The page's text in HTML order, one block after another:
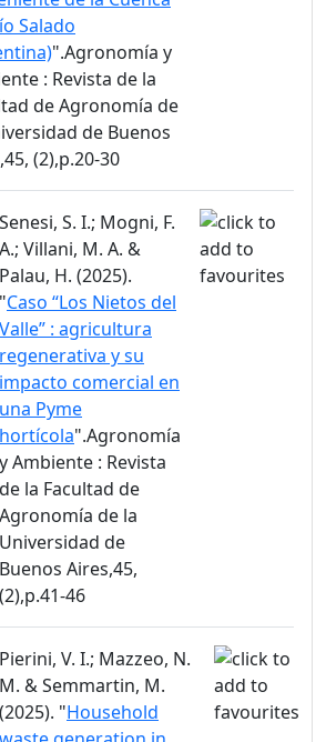
Salado
".Agronomía y
: Revista de la
de Agronomía de
de Buenos
(2),p.20-30
Senesi, S. I.; Mogni, F.
A.; Villani, M. A. &
Palau, H. (2025).
"Caso “Los Nietos del
Valle” : agricultura
regenerativa y su
impacto comercial en
una Pyme
hortícola".Agronomía
y Ambiente : Revista
de la Facultad de
Agronomía de la
Universidad de
Buenos Aires,45,
(2),p.41-46
Pierini, V. I.; Mazzeo, N.
M. & Semmartin, M.
(2025). "Household